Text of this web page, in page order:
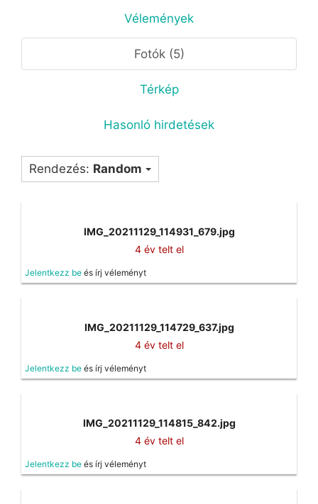
Vélemények
Fotók (5)
Térkép
Hasonló hirdetések
Rendezés: Random
IMG_20211129_114931_679.jpg
4 év telt el
Jelentkezz be és írj véleményt
IMG_20211129_114729_637.jpg
4 év telt el
Jelentkezz be és írj véleményt
IMG_20211129_114815_842.jpg
4 év telt el
Jelentkezz be és írj véleményt